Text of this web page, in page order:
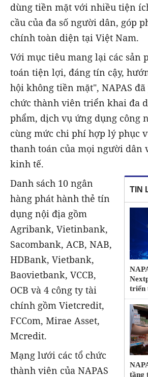
dùng tiền mặt với nhiều tiện
cầu của đa số người dân, góp
chính toàn diện tại Việt Nam.
Với mục tiêu mang lại các sản
toán tiện lợi, đáng tín cậy,
hội không tiền mặt", NAPAS
chức thành viên triển khai đa
phẩm, dịch vụ ứng dụng công
cùng mức chi phí hợp lý phục
thanh toán của mọi người dân
kinh tế.
TIN
triển
tầng
Danh sách 10 ngân
hàng phát hành thẻ tín
dụng nội địa gồm
Agribank, Vietinbank,
Sacombank, ACB, NAB,
HDBank, Vietbank,
Baovietbank, VCCB,
OCB và 4 công ty tài
chính gồm Vietcredit,
FCCom, Mirae Asset,
Mcredit.
Mạng lưới các tổ chức
thành viên của NAPAS